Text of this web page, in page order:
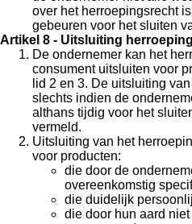
over het herroepingsrecht
gebeuren voor het sluiten
Artikel 8 - Uitsluiting
De ondernemer kan het
consument uitsluiten voor
lid 2 en 3. De uitsluiting
slechts indien de
althans tijdig voor het
vermeld.
Uitsluiting van het
voor producten:
die door de
overeenkomstig
die duidelijk
die door hun aard